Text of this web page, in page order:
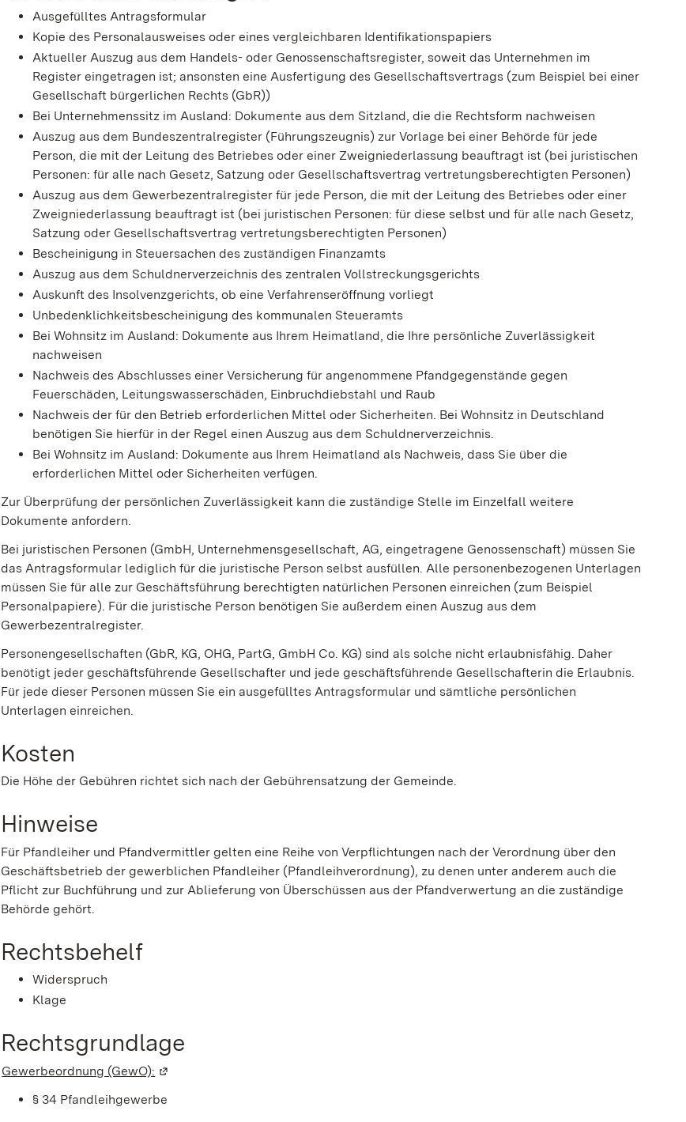
Ausgefülltes Antragsformular
Kopie des Personalausweises oder eines vergleichbaren Identifikationspapiers
Aktueller Auszug aus dem Handels- oder Genossenschaftsregister, soweit das Unternehmen im
Register eingetragen ist; ansonsten eine Ausfertigung des Gesellschaftsvertrags (zum Beispiel bei einer
Gesellschaft bürgerlichen Rechts (GbR))
Bei Unternehmenssitz im Ausland: Dokumente aus dem Sitzland, die die Rechtsform nachweisen
Auszug aus dem Bundeszentralregister (Führungszeugnis) zur Vorlage bei einer Behörde für jede
Person, die mit der Leitung des Betriebes oder einer Zweigniederlassung beauftragt ist (bei juristischen
Personen: für alle nach Gesetz, Satzung oder Gesellschaftsvertrag vertretungsberechtigten Personen)
Auszug aus dem Gewerbezentralregister für jede Person, die mit der Leitung des Betriebes oder einer
Zweigniederlassung beauftragt ist (bei juristischen Personen: für diese selbst und für alle nach Gesetz,
Satzung oder Gesellschaftsvertrag vertretungsberechtigten Personen)
Bescheinigung in Steuersachen des zuständigen Finanzamts
Auszug aus dem Schuldnerverzeichnis des zentralen Vollstreckungsgerichts
Auskunft des Insolvenzgerichts, ob eine Verfahrenseröffnung vorliegt
Unbedenklichkeitsbescheinigung des kommunalen Steueramts
Bei Wohnsitz im Ausland: Dokumente aus Ihrem Heimatland, die Ihre persönliche Zuverlässigkeit
nachweisen
Nachweis des Abschlusses einer Versicherung für angenommene Pfandgegenstände gegen
Feuerschäden, Leitungswasserschäden, Einbruchdiebstahl und Raub
Nachweis der für den Betrieb erforderlichen Mittel oder Sicherheiten. Bei Wohnsitz in Deutschland
benötigen Sie hierfür in der Regel einen Auszug aus dem Schuldnerverzeichnis.
Bei Wohnsitz im Ausland: Dokumente aus Ihrem Heimatland als Nachweis, dass Sie über die
erforderlichen Mittel oder Sicherheiten verfügen.
Zur Überprüfung der persönlichen Zuverlässigkeit kann die zuständige Stelle im Einzelfall weitere
Dokumente anfordern.
Bei juristischen Personen (GmbH, Unternehmensgesellschaft, AG, eingetragene Genossenschaft) müssen Sie
das Antragsformular lediglich für die juristische Person selbst ausfüllen. Alle personenbezogenen Unterlagen
müssen Sie für alle zur Geschäftsführung berechtigten natürlichen Personen einreichen (zum Beispiel
Personalpapiere). Für die juristische Person benötigen Sie außerdem einen Auszug aus dem
Gewerbezentralregister.
Personengesellschaften (GbR, KG, OHG, PartG, GmbH Co. KG) sind als solche nicht erlaubnisfähig. Daher
benötigt jeder geschäftsführende Gesellschafter und jede geschäftsführende Gesellschafterin die Erlaubnis.
Für jede dieser Personen müssen Sie ein ausgefülltes Antragsformular und sämtliche persönlichen
Unterlagen einreichen.
Kosten
Die Höhe der Gebühren richtet sich nach der Gebührensatzung der Gemeinde.
Hinweise
Für Pfandleiher und Pfandvermittler gelten eine Reihe von Verpflichtungen nach der Verordnung über den
Geschäftsbetrieb der gewerblichen Pfandleiher (Pfandleihverordnung), zu denen unter anderem auch die
Pflicht zur Buchführung und zur Ablieferung von Überschüssen aus der Pfandverwertung an die zuständige
Behörde gehört.
Rechtsbehelf
Widerspruch
Klage
Rechtsgrundlage
Gewerbeordnung (GewO): (Wird in einem neuen Fenster geöffnet)
§ 34 Pfandleihgewerbe